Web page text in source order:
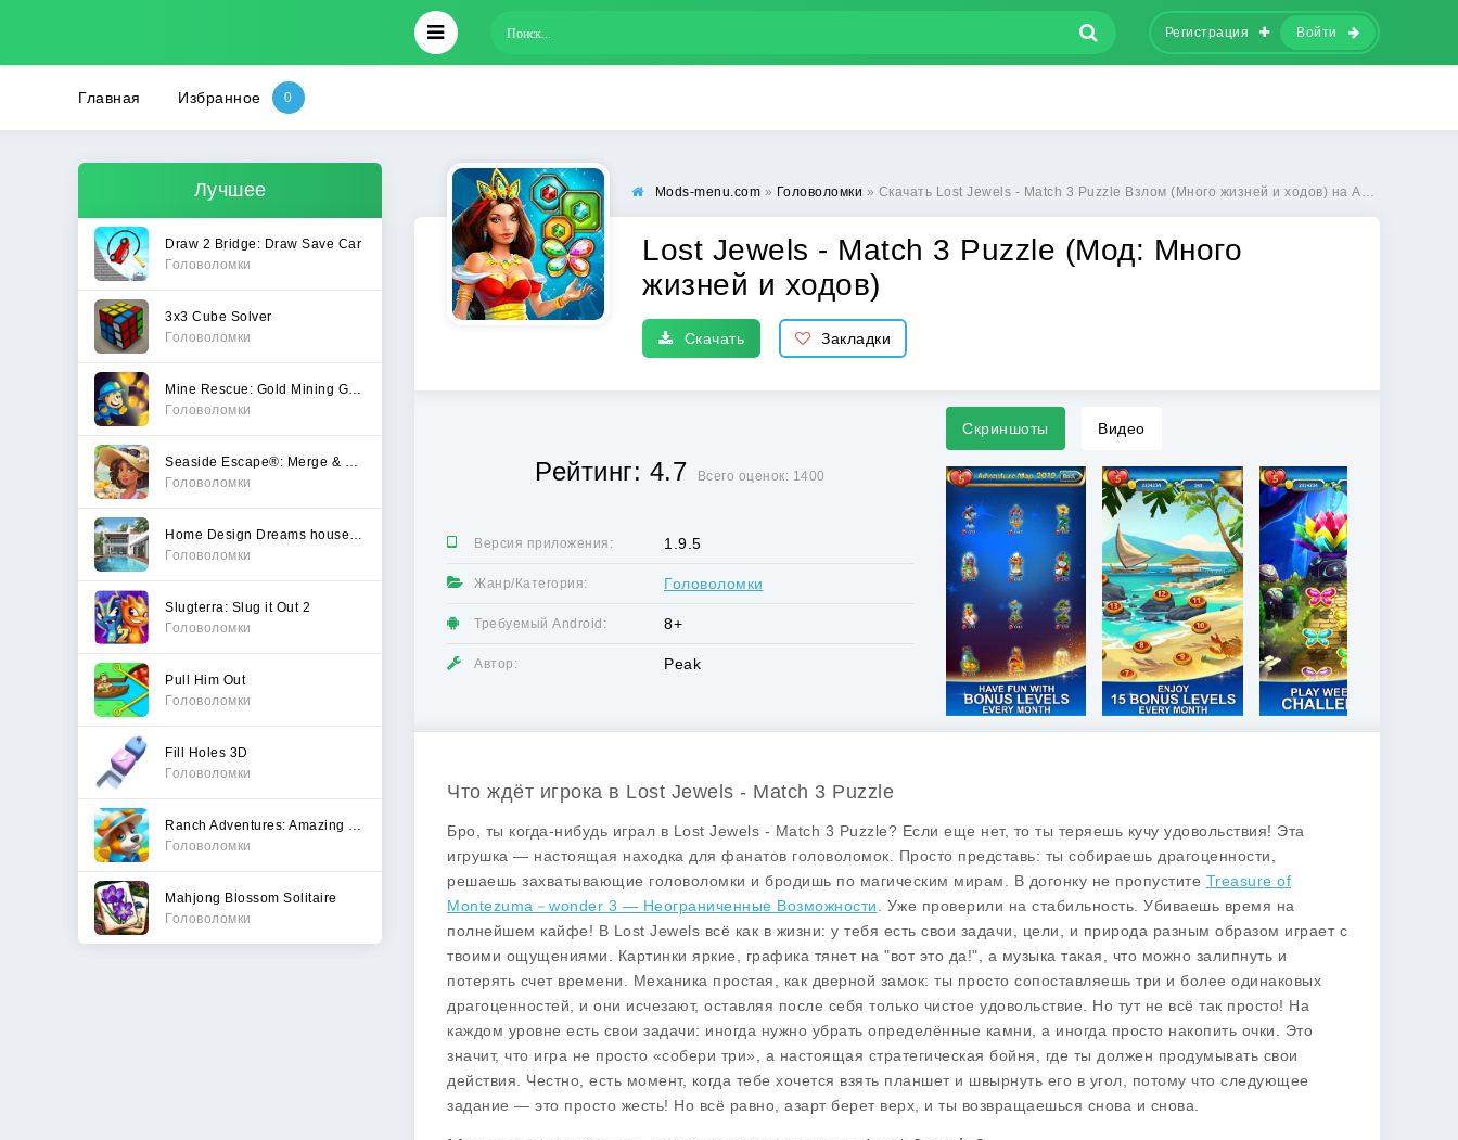
Регистрация Войти
Главная Избранное
Лучшее
Draw 2 Bridge: Draw Save Car
Головоломки
3x3 Cube Solver
Головоломки
Головоломки
Головоломки
Головоломки
Slugterra: Slug it Out 2
Головоломки
Pull Him Out
Головоломки
Fill Holes 3D
Головоломки
Головоломки
Mahjong Blossom Solitaire
Головоломки
Mods-menu.com » Головоломки » Скачать Lost Jewels - Match 3 Puzzle Взлом (Много жизней и ходов) на Андроид
Lost Jewels - Match 3 Puzzle (Мод: Много
жизней и ходов)
Скачать Закладки
Рейтинг: 4.7 Всего оценок: 1400
Версия приложения: 1.9.5
Жанр/Категория: Головоломки
Требуемый Android: 8+
Автор: Peak
Скриншоты Видео
Что ждёт игрока в Lost Jewels - Match 3 Puzzle
Бро, ты когда-нибудь играл в Lost Jewels - Match 3 Puzzle? Если еще нет, то ты теряешь кучу удовольствия! Эта
игрушка — настоящая находка для фанатов головоломок. Просто представь: ты собираешь драгоценности,
решаешь захватывающие головоломки и бродишь по магическим мирам. В догонку не пропустите Treasure of
Montezuma－wonder 3 — Неограниченные Возможности . Уже проверили на стабильность. Убиваешь время на
полнейшем кайфе! В Lost Jewels всё как в жизни: у тебя есть свои задачи, цели, и природа разным образом играет с
твоими ощущениями. Картинки яркие, графика тянет на "вот это да!", а музыка такая, что можно залипнуть и
потерять счет времени. Механика простая, как дверной замок: ты просто сопоставляешь три и более одинаковых
драгоценностей, и они исчезают, оставляя после себя только чистое удовольствие. Но тут не всё так просто! На
каждом уровне есть свои задачи: иногда нужно убрать определённые камни, а иногда просто накопить очки. Это
значит, что игра не просто «собери три», а настоящая стратегическая бойня, где ты должен продумывать свои
действия. Честно, есть момент, когда тебе хочется взять планшет и швырнуть его в угол, потому что следующее
задание — это просто жесть! Но всё равно, азарт берет верх, и ты возвращаешься снова и снова.